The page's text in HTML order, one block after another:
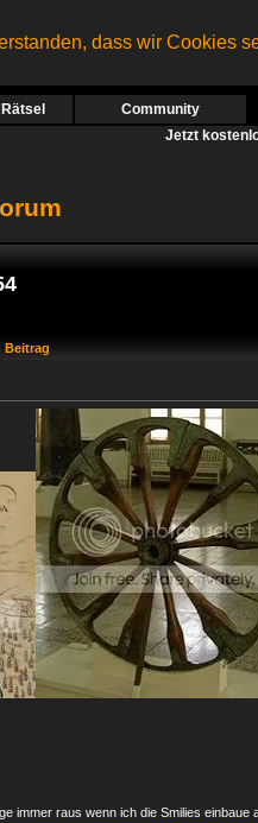
dass wir Cookies
Rätsel Community
Jetzt
Beitrag
immer raus wenn ich die Smilies einbaue